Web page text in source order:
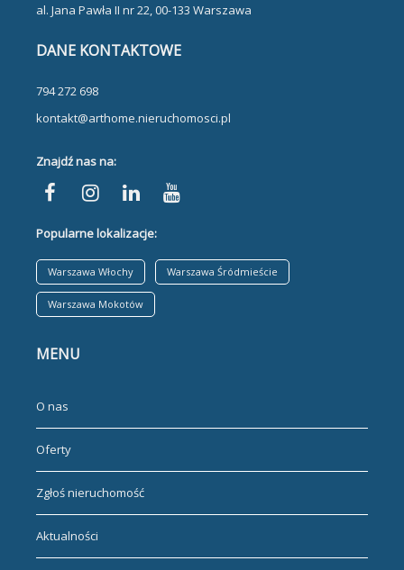
al. Jana Pawła II nr 22, 00-133 Warszawa
DANE KONTAKTOWE
794 272 698
kontakt@arthome.nieruchomosci.pl
Znajdź nas na:
Popularne lokalizacje:
Warszawa Włochy Warszawa Śródmieście
Warszawa Mokotów
MENU
O nas
Oferty
Zgłoś nieruchomość
Aktualności